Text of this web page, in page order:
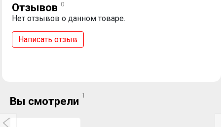
Отзывов 0
Нет отзывов о данном товаре.
Написать отзыв
Вы смотрели 1